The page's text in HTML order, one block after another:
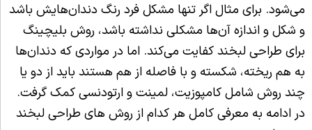
می‌شود. برای مثال اگر تنها مشکل فرد رنگ دندان‌هایش باشد
و شکل و اندازه آن‌ها مشکلی نداشته باشد، روش بلیچینگ
برای طراحی لبخند کفایت می‌کند. اما در مواردی که دندان‌ها
به هم ریخته، شکسته و با فاصله از هم هستند باید از دو یا
چند روش شامل کامپوزیت،‌ لمینت و ارتودنسی کمک گرفت.
در ادامه به معرفی کامل هر کدام از روش های طراحی لبخند